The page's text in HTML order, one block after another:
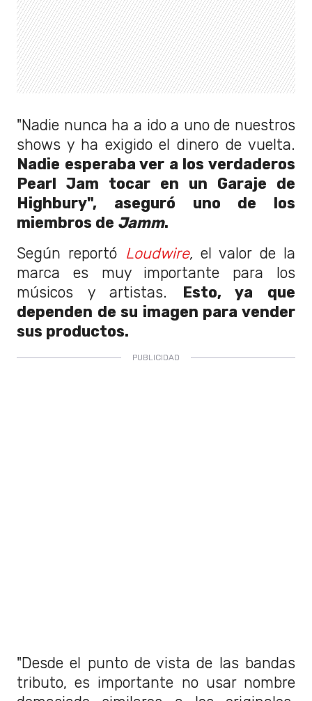
"Nadie nunca ha a ido a uno de nuestros
shows y ha exigido el dinero de vuelta.
Nadie esperaba ver a los verdaderos
Pearl Jam tocar en un Garaje de
Highbury", aseguró uno de los
miembros de Jamm.
Según reportó Loudwire,el valor de la
marca es muy importante para los
músicos y artistas.
Esto, ya que
dependen de su imagen para vender
sus productos.
"Desde el punto de vista de las bandas
tributo, es importante no usar nombre